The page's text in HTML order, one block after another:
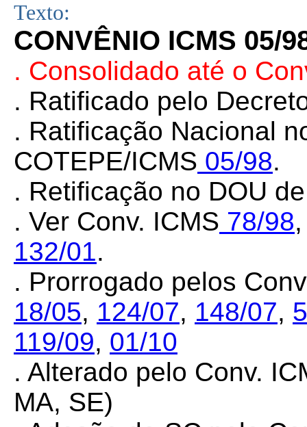
Texto:
CONVÊNIO ICMS 05/
. Consolidado até o
. Ratificado pelo
. Ratificação Nacional
COTEPE/ICMS 05/98.
. Retificação no DOU
. Ver Conv. ICMS 78/98
132/01.
. Prorrogado pelos
18/05, 124/07, 148/07,
119/09, 01/10
. Alterado pelo Conv.
MA, SE)